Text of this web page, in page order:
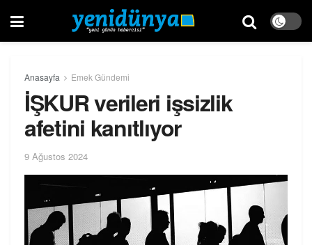
Anasayfa Emek Gündemi
İŞKUR verileri işsizlik
afetini kanıtlıyor
9 Ağustos 2024